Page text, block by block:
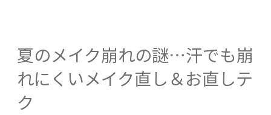
夏のメイク崩れの謎…汗でも崩
れにくいメイク直し＆お直しテ
ク